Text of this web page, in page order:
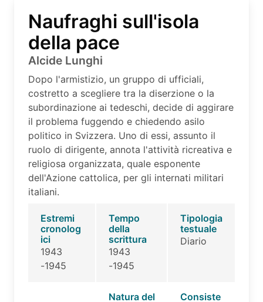
Naufraghi sull'isola
della pace
Alcide Lunghi
Dopo l'armistizio, un gruppo di ufficiali,
costretto a scegliere tra la diserzione o la
subordinazione ai tedeschi, decide di aggirare
il problema fuggendo e chiedendo asilo
politico in Svizzera. Uno di essi, assunto il
ruolo di dirigente, annota l'attività ricreativa e
religiosa organizzata, quale esponente
dell'Azione cattolica, per gli internati militari
italiani.
Estremi
cronolog
ici
1943
-1945
Tempo
della
scrittura
1943
-1945
Tipologia
testuale
Diario
Natura del
Consiste